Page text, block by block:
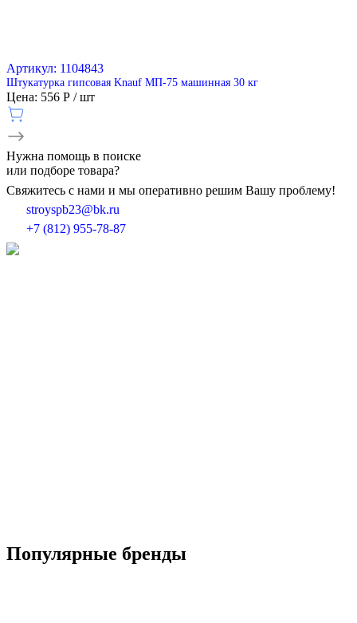
Артикул: 1104843
Штукатурка гипсовая Knauf МП-75 машинная 30 кг
Цена: 556 Р / шт
Нужна помощь в поиске
или подборе товара?
Свяжитесь с нами и мы оперативно решим Вашу проблему!
stroyspb23@bk.ru
+7 (812) 955-78-87
Популярные бренды